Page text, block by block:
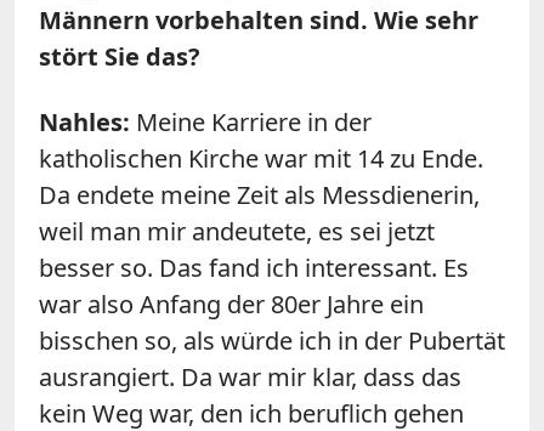
Männern vorbehalten sind. Wie sehr
stört Sie das?
Nahles: Meine Karriere in der
katholischen Kirche war mit 14 zu Ende.
Da endete meine Zeit als Messdienerin,
weil man mir andeutete, es sei jetzt
besser so. Das fand ich interessant. Es
war also Anfang der 80er Jahre ein
bisschen so, als würde ich in der Pubertät
ausrangiert. Da war mir klar, dass das
kein Weg war, den ich beruflich gehen